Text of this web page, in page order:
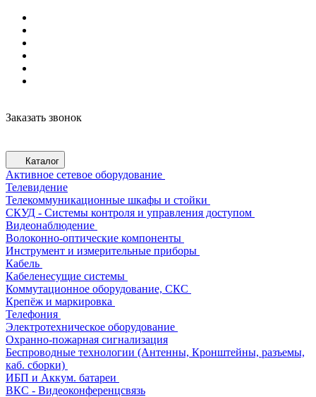
Заказать звонок
Каталог
Активное сетевое оборудование
Телевидение
Телекоммуникационные шкафы и стойки
СКУД - Системы контроля и управления доступом
Видеонаблюдение
Волоконно-оптические компоненты
Инструмент и измерительные приборы
Кабель
Кабеленесущие системы
Коммутационное оборудование, СКС
Крепёж и маркировка
Телефония
Электротехническое оборудование
Охранно-пожарная сигнализация
Беспроводные технологии (Антенны, Кронштейны, разъемы,
каб. сборки)
ИБП и Аккум. батареи
ВКС - Видеоконференцсвязь